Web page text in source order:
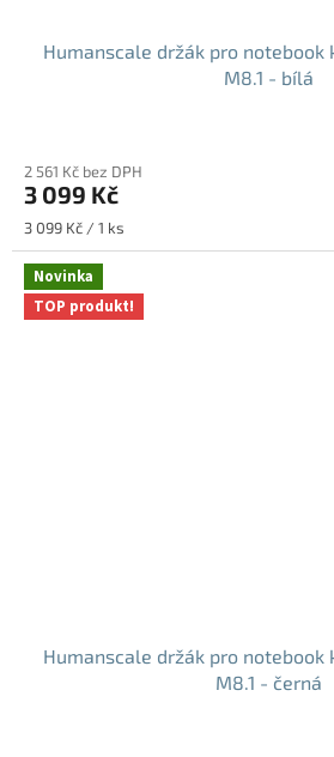
Humanscale držák pro notebook
M8.1 - bílá
2 561 Kč bez DPH
3 099 Kč
Měrná
cena:
3 099 Kč / 1 ks
Novinka
TOP produkt!
Humanscale držák pro notebook
M8.1 - černá